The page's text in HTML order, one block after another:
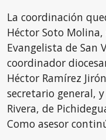
La coordinación
Héctor Soto
Evangelista de San
coordinador
Héctor Ramírez
secretario general,
Rivera, de
Como asesor